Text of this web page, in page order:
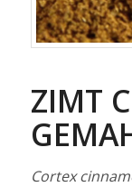
ZIMT
Cortex